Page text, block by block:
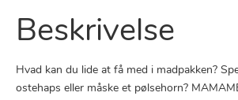
Beskrivelse
Hvad kan du lide at få med i madpakken?
ostehaps eller måske et pølsehorn?